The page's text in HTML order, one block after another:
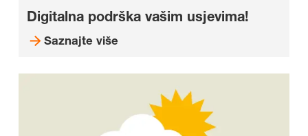
Digitalna podrška vašim usjevima!
Saznajte više